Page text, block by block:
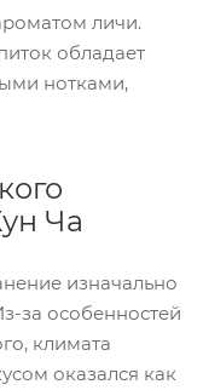
личи.
обладает
нотками,
Ча
изначально
за особенностей
климата
оказался как